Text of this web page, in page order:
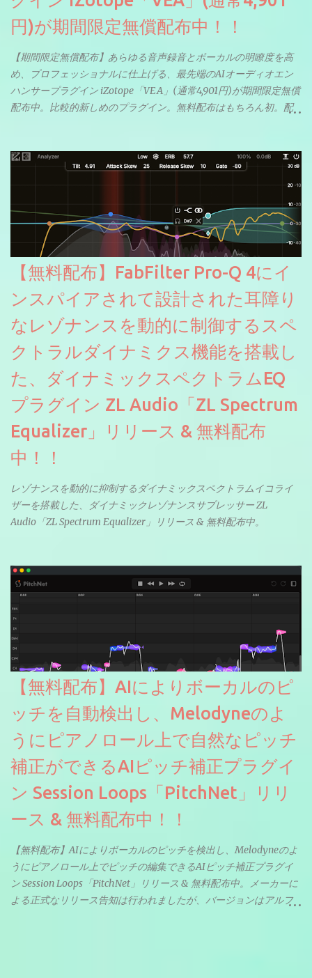
円)が期間限定無償配布中！！
【期間限定無償配布】あらゆる音声録音とボーカルの明瞭度を高
め、プロフェッショナルに仕上げる、最先端のAIオーディオエン
ハンサープラグイン iZotope「VEA」(通常4,901円)が期間限定無償
配布中。比較的新しめのプラグイン。無料配布はもちろん初。配
【無料配布】FabFilter Pro-Q 4にイ
ンスパイアされて設計された耳障り
なレゾナンスを動的に制御するスペ
クトラルダイナミクス機能を搭載し
た、ダイナミックスペクトラムEQ
プラグイン ZL Audio「ZL Spectrum
Equalizer」リリース & 無料配布
中！！
レゾナンスを動的に抑制するダイナミックスペクトラムイコライ
ザーを搭載した、ダイナミックレゾナンスサプレッサー ZL
Audio「ZL Spectrum Equalizer」リリース & 無料配布中。
【無料配布】AIによりボーカルのピ
ッチを自動検出し、Melodyneのよ
うにピアノロール上で自然なピッチ
補正ができるAIピッチ補正プラグイ
ン Session Loops「PitchNet」リリ
ース & 無料配布中！！
【無料配布】AIによりボーカルのピッチを検出し、Melodyneのよ
うにピアノロール上でピッチの編集できるAIピッチ補正プラグイ
ン Session Loops「PitchNet」リリース & 無料配布中。メーカーに
よる正式なリリース告知は行われましたが、バージョンはアルフ